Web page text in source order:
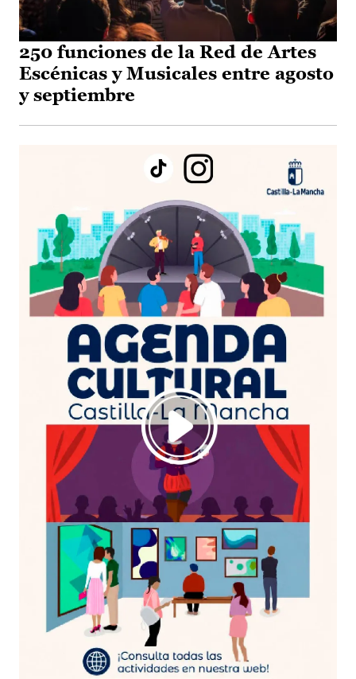
250 funciones de la Red de Artes
Escénicas y Musicales entre agosto
y septiembre